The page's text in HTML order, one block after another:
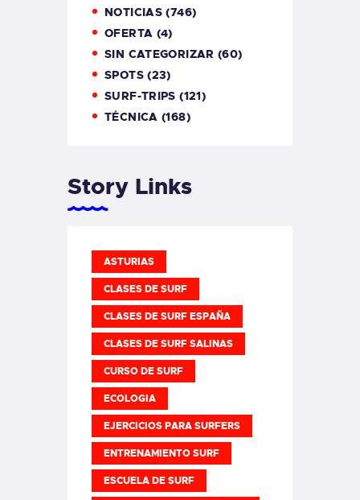
NOTICIAS (746)
OFERTA (4)
SIN CATEGORIZAR (60)
SPOTS(23)
SURF-TRIPS (121)
TÉCNICA (168)
Story Links
ASTURIAS
CLASES DE SURF
CLASES DE SURF ESPAÑA
CLASES DE SURF SALINAS
CURSO DE SURF
ECOLOGIA
EJERCICIOS PARA SURFERS
ENTRENAMIENTO SURF
ESCUELA DE SURF